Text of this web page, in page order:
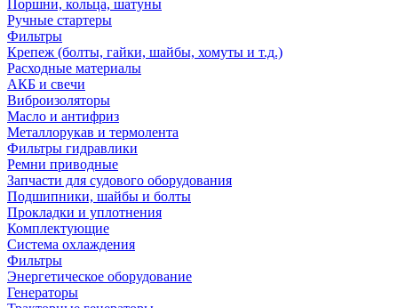
Поршни, кольца, шатуны
Ручные стартеры
Фильтры
Крепеж (болты, гайки, шайбы, хомуты и т.д.)
Расходные материалы
АКБ и свечи
Виброизоляторы
Масло и антифриз
Металлорукав и термолента
Фильтры гидравлики
Ремни приводные
Запчасти для судового оборудования
Подшипники, шайбы и болты
Прокладки и уплотнения
Комплектующие
Система охлаждения
Фильтры
Энергетическое оборудование
Генераторы